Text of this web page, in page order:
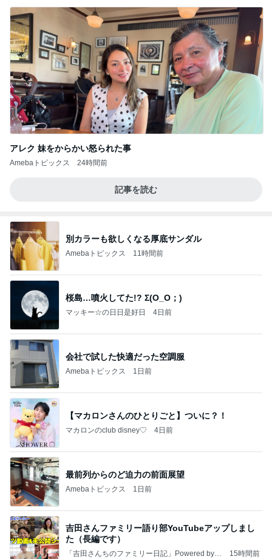
アレク 妹をからかい怒られた事
Amebaトピックス 24時間前
記事を読む
別カラーも欲しくなる厚底サンダル
Amebaトピックス 11時間前
桜島…噴火してた!? Σ(O_O；)
マッキー☆の日日是好日 4日前
会社で試した快適だった空調服
Amebaトピックス 1日前
【マカロンさんのひとりごと】ついに？！
マカロンのclub disney♡ 4日前
最前列からのど迫力の前面展望
Amebaトピックス 1日前
吉田さんファミリー語り部YouTubeアップしまし
た（長編です）
「吉田さんちのファミリー日記」Powered by A
15時間前